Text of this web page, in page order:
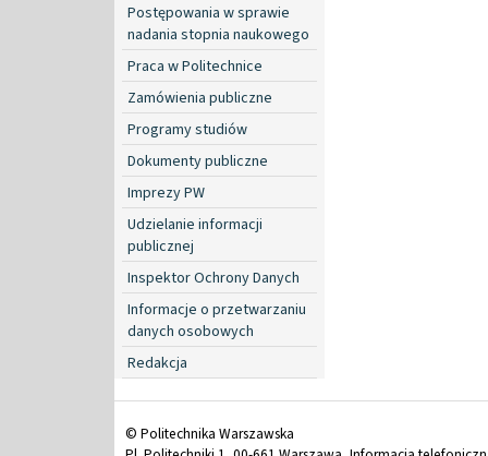
Postępowania w sprawie
nadania stopnia naukowego
Praca w Politechnice
Zamówienia publiczne
Programy studiów
Dokumenty publiczne
Imprezy PW
Udzielanie informacji
publicznej
Inspektor Ochrony Danych
Informacje o przetwarzaniu
danych osobowych
Redakcja
© Politechnika Warszawska